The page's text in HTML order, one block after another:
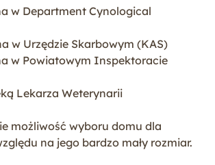
w Department Cynological
w Urzędzie Skarbowym (KAS)
w Powiatowym Inspektoracie
Lekarza Weterynarii
możliwość wyboru domu dla
na jego bardzo mały rozmiar.